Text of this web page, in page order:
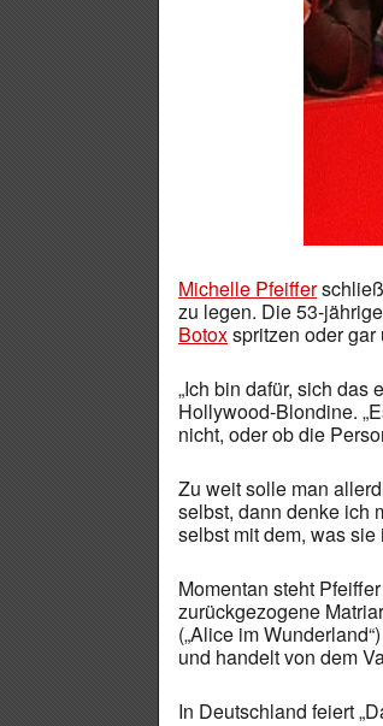
Michelle Pfeiffer
zu legen. Die 53-
Botoxspritzen oder
„Ich bin dafür, sich das
Hollywood-Blondine.
nicht, oder ob die
Zu weit solle man
selbst, dann denke ich
selbst mit dem, was sie
Momentan steht
zurückgezogene
(„Alice im
und handelt von dem
In Deutschland feiert